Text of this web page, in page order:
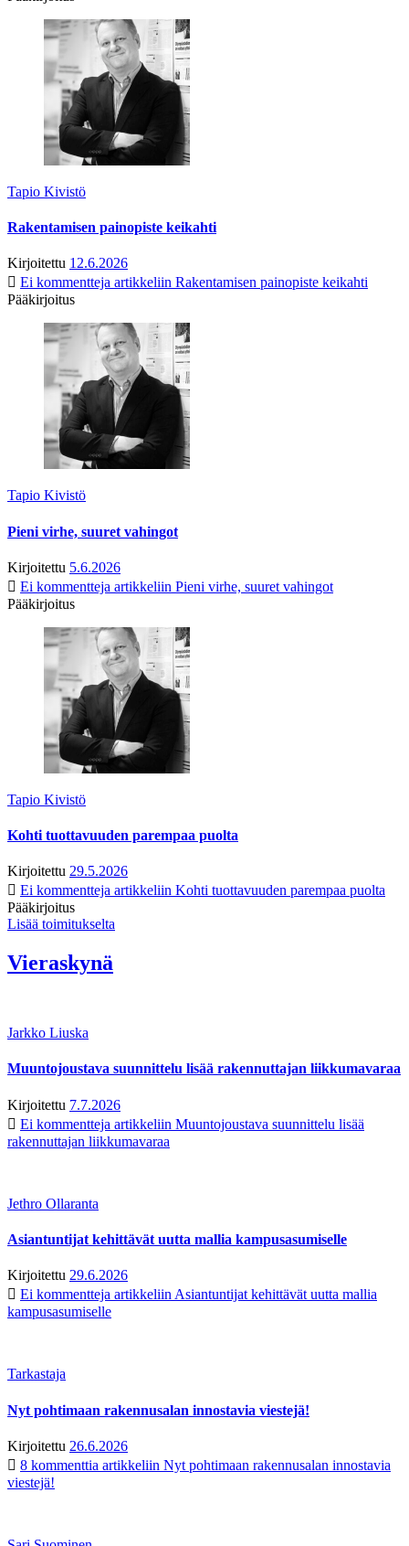
Tapio Kivistö
Rakentamisen painopiste keikahti
Kirjoitettu 12.6.2026
Ei kommentteja artikkeliin Rakentamisen painopiste keikahti
Pääkirjoitus
Tapio Kivistö
Pieni virhe, suuret vahingot
Kirjoitettu 5.6.2026
Ei kommentteja artikkeliin Pieni virhe, suuret vahingot
Pääkirjoitus
Tapio Kivistö
Kohti tuottavuuden parempaa puolta
Kirjoitettu 29.5.2026
Ei kommentteja artikkeliin Kohti tuottavuuden parempaa puolta
Pääkirjoitus
Lisää toimitukselta
Vieraskynä
Jarkko Liuska
Muuntojoustava suunnittelu lisää rakennuttajan liikkumavaraa
Kirjoitettu 7.7.2026
Ei kommentteja artikkeliin Muuntojoustava suunnittelu lisää
rakennuttajan liikkumavaraa
Jethro Ollaranta
Asiantuntijat kehittävät uutta mallia kampusasumiselle
Kirjoitettu 29.6.2026
Ei kommentteja artikkeliin Asiantuntijat kehittävät uutta mallia
kampusasumiselle
Tarkastaja
Nyt pohtimaan rakennusalan innostavia viestejä!
Kirjoitettu 26.6.2026
8 kommenttia artikkeliin Nyt pohtimaan rakennusalan innostavia
viestejä!